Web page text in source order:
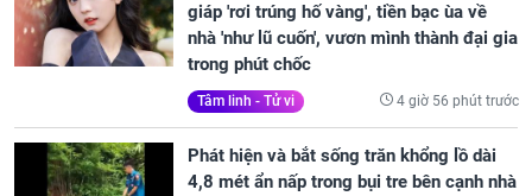
giáp 'rơi trúng hố vàng', tiền bạc ùa về
nhà 'như lũ cuốn', vươn mình thành đại gia
trong phút chốc
Tâm linh - Tử vi 4 giờ 56 phút trước
Phát hiện và bắt sống trăn khổng lồ dài
4,8 mét ẩn nấp trong bụi tre bên cạnh nhà